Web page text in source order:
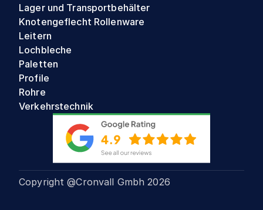
Lager und Transportbehälter
Knotengeflecht Rollenware
Leitern
Lochbleche
Paletten
Profile
Rohre
Verkehrstechnik
Copyright @Cronvall Gmbh 2026